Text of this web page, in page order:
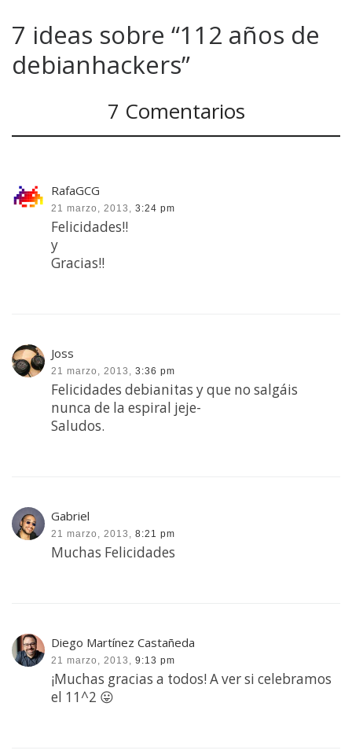
7 ideas sobre “112 años de
debianhackers”
7 Comentarios
RafaGCG
21 marzo, 2013, 3:24 pm
Felicidades!!
y
Gracias!!
Joss
21 marzo, 2013, 3:36 pm
Felicidades debianitas y que no salgáis
nunca de la espiral jeje-
Saludos.
Gabriel
21 marzo, 2013, 8:21 pm
Muchas Felicidades
Diego Martínez Castañeda
21 marzo, 2013, 9:13 pm
¡Muchas gracias a todos! A ver si celebramos
el 11^2 😛